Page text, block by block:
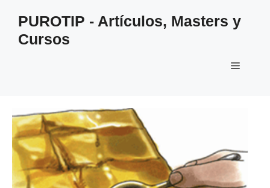
contenido
PUROTIP - Artículos, Masters y
Cursos
Menú